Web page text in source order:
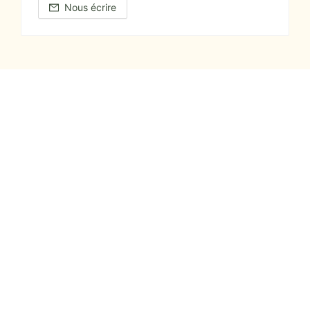
Nous écrire